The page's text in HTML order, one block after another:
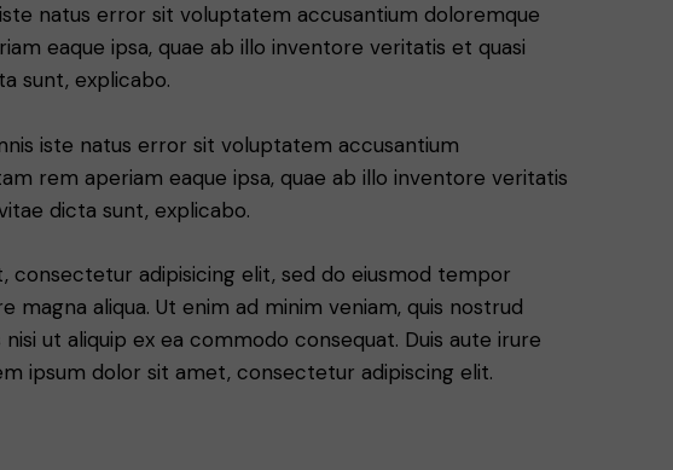
natus error sit voluptatem accusantium doloremque
eaque ipsa, quae ab illo inventore veritatis et quasi
sunt, explicabo.
iste natus error sit voluptatem accusantium
rem aperiam eaque ipsa, quae ab illo inventore veritatis
dicta sunt, explicabo.
consectetur adipisicing elit, sed do eiusmod tempor
magna aliqua. Ut enim ad minim veniam, quis nostrud
ut aliquip ex ea commodo consequat. Duis aute irure
ipsum dolor sit amet, consectetur adipiscing elit.